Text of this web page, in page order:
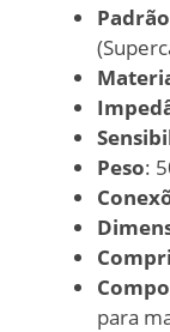
Peso:
para